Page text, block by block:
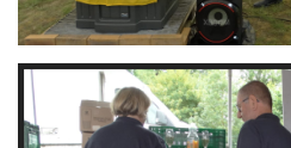
Branding
ARMCHAIR